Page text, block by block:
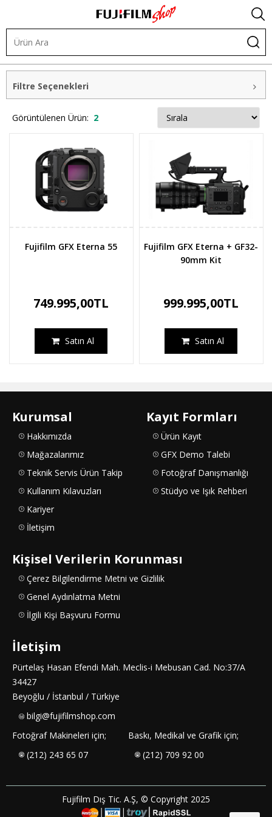
Dijital Kameralar GFX Cine Kamera
Filtre Seçenekleri
Görüntülenen Ürün: 2
Fujifilm GFX Eterna 55
749.995,00TL
Satın Al
Fujifilm GFX Eterna + GF32-
90mm Kit
999.995,00TL
Satın Al
Kurumsal
Hakkımızda
Mağazalarımız
Teknik Servis Ürün Takip
Kullanım Kılavuzları
Kariyer
İletişim
Kayıt Formları
Ürün Kayıt
GFX Demo Talebi
Fotoğraf Danışmanlığı
Stüdyo ve Işık Rehberi
Kişisel Verilerin Korunması
Çerez Bilgilendirme Metni ve Gizlilik
Genel Aydınlatma Metni
İlgili Kişi Başvuru Formu
İletişim
Pürtelaş Hasan Efendi Mah. Meclis-i Mebusan Cad. No:37/A
34427
Beyoğlu / İstanbul / Türkiye
bilgi@fujifilmshop.com
Fotoğraf Makineleri için;
(212) 243 65 07
Baskı, Medikal ve Grafik için;
(212) 709 92 00
Fujifilm Dış Tic. A.Ş, © Copyright 2025